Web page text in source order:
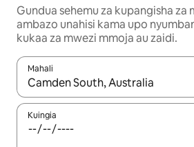
Gundua sehemu za kupangisha za
ambazo unahisi kama upo
kukaa za mwezi mmoja au zaidi.
Mahali
Wakati matokeo yanapatikana,
Kuingia